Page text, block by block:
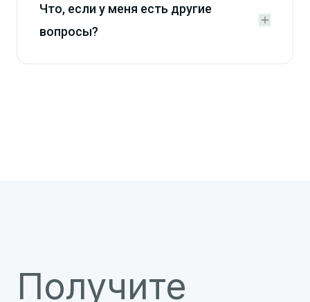
Что, если у меня есть другие
вопросы?


Получите